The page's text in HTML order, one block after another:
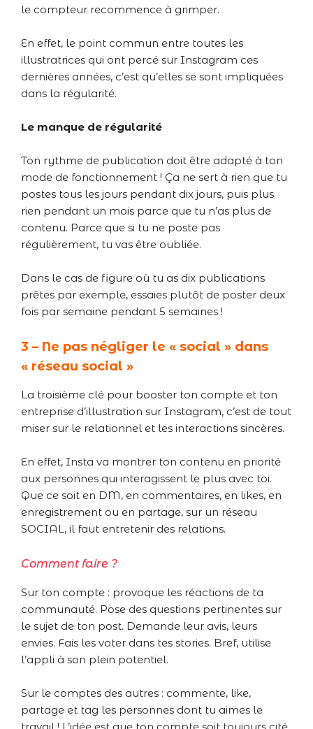
le compteur recommence à grimper.
En effet, le point commun entre toutes les
illustratrices qui ont percé sur Instagram ces
dernières années, c’est qu’elles se sont impliquées
dans la régularité.
Le manque de régularité
Ton rythme de publication doit être adapté à ton
mode de fonctionnement ! Ça ne sert à rien que tu
postes tous les jours pendant dix jours, puis plus
rien pendant un mois parce que tu n’as plus de
contenu. Parce que si tu ne poste pas
régulièrement, tu vas être oubliée.
Dans le cas de figure où tu as dix publications
prêtes par exemple, essaies plutôt de poster deux
fois par semaine pendant 5 semaines !
3 – Ne pas négliger le « social » dans
« réseau social »
La troisième clé pour booster ton compte et ton
entreprise d’illustration sur Instagram, c’est de tout
miser sur le relationnel et les interactions sincères.
En effet, Insta va montrer ton contenu en priorité
aux personnes qui interagissent le plus avec toi.
Que ce soit en DM, en commentaires, en likes, en
enregistrement ou en partage, sur un réseau
SOCIAL, il faut entretenir des relations.
Comment faire ?
Sur ton compte : provoque les réactions de ta
communauté. Pose des questions pertinentes sur
le sujet de ton post. Demande leur avis, leurs
envies. Fais les voter dans tes stories. Bref, utilise
l’appli à son plein potentiel.
Sur le comptes des autres : commente, like,
partage et tag les personnes dont tu aimes le